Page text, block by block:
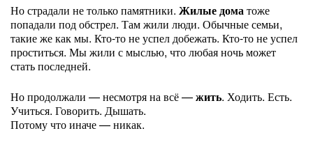
Но страдали не только памятники. Жилые доматоже
попадали под обстрел. Там жили люди. Обычные семьи,
такие же как мы. Кто-то не успел добежать. Кто-то не успел
проститься. Мы жили с мыслью, что любая ночь может
стать последней.
Но продолжали — несмотря на всё —жить. Ходить. Есть.
Учиться. Говорить. Дышать.
Потому что иначе — никак.